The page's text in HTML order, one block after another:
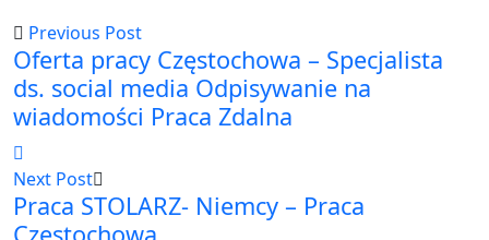
Previous Post
Oferta pracy Częstochowa – Specjalista
ds. social media Odpisywanie na
wiadomości Praca Zdalna
Next Post
Praca STOLARZ- Niemcy – Praca